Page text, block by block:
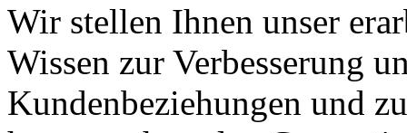
Wir stellen Ihnen unser
Wissen zur Verbesserung
Kundenbeziehungen und